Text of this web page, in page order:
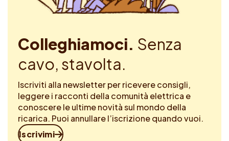
Colleghiamoci. Senza
cavo, stavolta.
Iscriviti alla newsletter per ricevere consigli,
leggere i racconti della comunità elettrica e
conoscere le ultime novità sul mondo della
ricarica. Puoi annullare l’iscrizione quando vuoi.
Iscrivimi